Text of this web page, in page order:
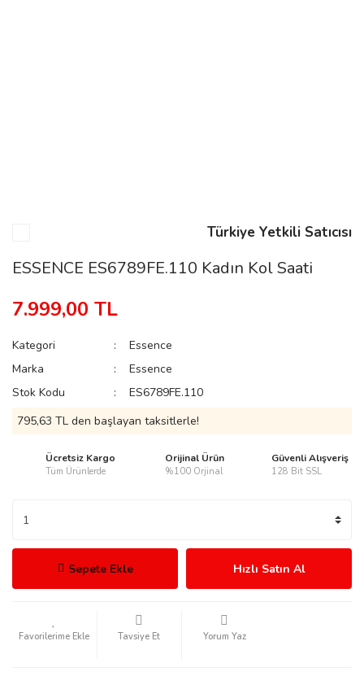
Türkiye Yetkili Satıcısı
ESSENCE ES6789FE.110 Kadın Kol Saati
7.999,00 TL
Kategori
Essence
Marka
Essence
Stok Kodu
ES6789FE.110
795,63 TL den başlayan taksitlerle!
Ücretsiz Kargo
Tüm Ürünlerde
Orijinal Ürün
%100 Orjinal
Güvenli Alışveriş
128 Bit SSL
Sepete Ekle Hızlı Satın Al
Tavsiye Et Yorum Yaz